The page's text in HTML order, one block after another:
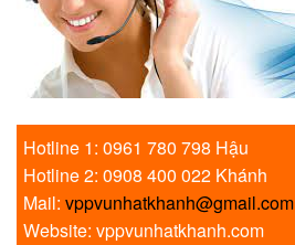
Hotline 1: 0961 780 798 Hậu
Hotline 2: 0908 400 022 Khánh
Mail: vppvunhatkhanh@gmail.com
Website: vppvunhatkhanh.com